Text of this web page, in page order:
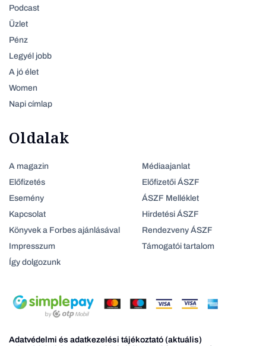
Podcast
Üzlet
Pénz
Legyél jobb
A jó élet
Women
Napi címlap
Oldalak
A magazin
Előfizetés
Esemény
Kapcsolat
Könyvek a Forbes ajánlásával
Impresszum
Így dolgozunk
Médiaajanlat
Előfizetői ÁSZF
ÁSZF Melléklet
Hirdetési ÁSZF
Rendezveny ÁSZF
Támogatói tartalom
Adatvédelmi és adatkezelési tájékoztató (aktuális)